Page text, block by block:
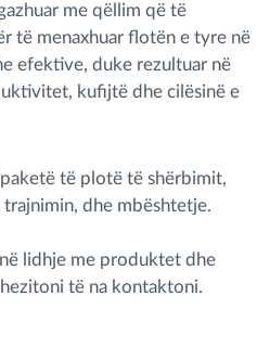
me qëllim që të
të menaxhuar flotën e tyre në
efektive, duke rezultuar në
kufijtë dhe cilësinë e
të plotë të shërbimit,
dhe mbështetje.
lidhje me produktet dhe
të na kontaktoni.